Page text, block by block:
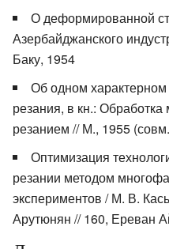
О деформированной
Азербайджанского
Баку, 1954
Об одном
резания, в кн.:
резанием // М., 1955
Оптимизация
резании методом
экспериментов / М. В.
Арутюнян // 160, Ереван